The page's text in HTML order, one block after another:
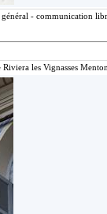
- communication
les Vignasses